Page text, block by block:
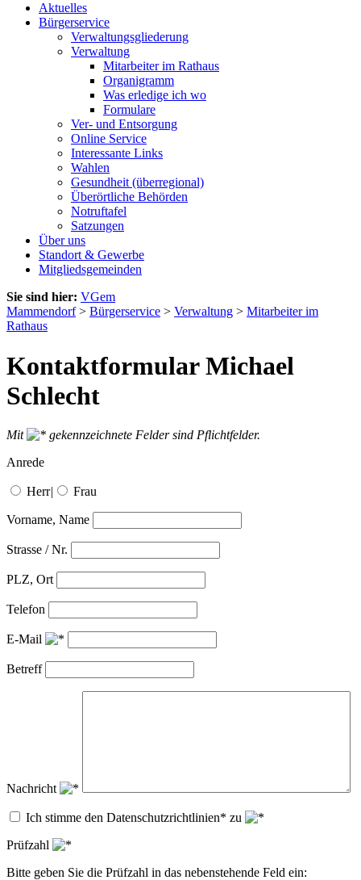
Aktuelles
Bürgerservice
Verwaltungsgliederung
Verwaltung
Mitarbeiter im Rathaus
Organigramm
Was erledige ich wo
Formulare
Ver- und Entsorgung
Online Service
Interessante Links
Wahlen
Gesundheit (überregional)
Überörtliche Behörden
Notruftafel
Satzungen
Über uns
Standort & Gewerbe
Mitgliedsgemeinden
Sie sind hier: VGem
Mammendorf> Bürgerservice > Verwaltung > Mitarbeiter im
Rathaus
Kontaktformular Michael
Schlecht
Mit
gekennzeichnete Felder sind Pflichtfelder.
Anrede
Herr| Frau
Vorname, Name
Strasse / Nr.
PLZ, Ort
Telefon
E-Mail
Betreff
Nachricht
Ich stimme den Datenschutzrichtlinien* zu
Prüfzahl
Bitte geben Sie die Prüfzahl in das nebenstehende Feld ein: